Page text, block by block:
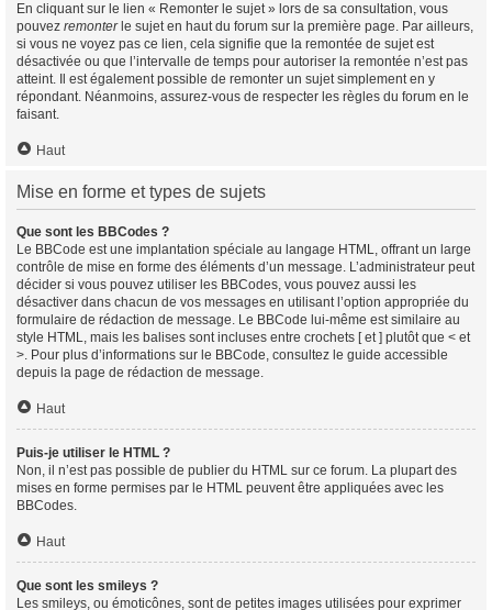
En cliquant sur le lien « Remonter le sujet » lors de sa consultation, vous
pouvez remonterle sujet en haut du forum sur la première page. Par ailleurs,
si vous ne voyez pas ce lien, cela signifie que la remontée de sujet est
désactivée ou que l’intervalle de temps pour autoriser la remontée n’est pas
atteint. Il est également possible de remonter un sujet simplement en y
répondant. Néanmoins, assurez-vous de respecter les règles du forum en le
faisant.
Haut
Mise en forme et types de sujets
Que sont les BBCodes ?
Le BBCode est une implantation spéciale au langage HTML, offrant un large
contrôle de mise en forme des éléments d’un message. L’administrateur peut
décider si vous pouvez utiliser les BBCodes, vous pouvez aussi les
désactiver dans chacun de vos messages en utilisant l’option appropriée du
formulaire de rédaction de message. Le BBCode lui-même est similaire au
style HTML, mais les balises sont incluses entre crochets [ et ] plutôt que < et
>. Pour plus d’informations sur le BBCode, consultez le guide accessible
depuis la page de rédaction de message.
Haut
Puis-je utiliser le HTML ?
Non, il n’est pas possible de publier du HTML sur ce forum. La plupart des
mises en forme permises par le HTML peuvent être appliquées avec les
BBCodes.
Haut
Que sont les smileys ?
Les smileys, ou émoticônes, sont de petites images utilisées pour exprimer